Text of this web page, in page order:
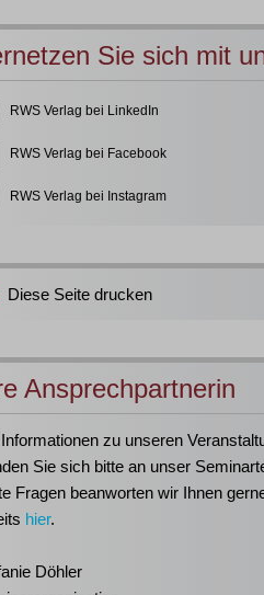
Sie sich mit
RWS Verlag bei LinkedIn
RWS Verlag bei Facebook
RWS Verlag bei Instagram
Diese Seite drucken
Ansprechpartnerin
zu unseren
Sie sich bitte an unser
Fragen beanworten wir Ihnen
hier.
Döhler